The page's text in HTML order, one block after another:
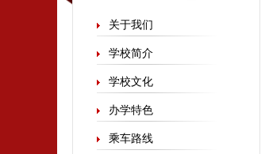
关于我们
学校简介
学校文化
办学特色
乘车路线